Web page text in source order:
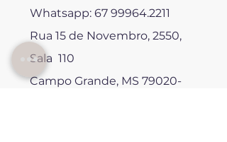
Whatsapp: 67 99964.2211
Rua 15 de Novembro, 2550,
Sala 110
Campo Grande, MS 79020-